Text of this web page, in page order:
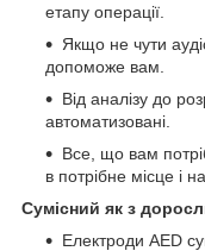
етапу операції.
Якщо не чути
допоможе вам.
Від аналізу до
автоматизовані.
Все, що вам
в потрібне місце і
Сумісний як з
Електроди AED